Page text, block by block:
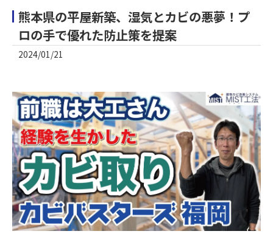
熊本県の平屋新築、湿気とカビの悪夢！プ
ロの手で優れた防止策を提案
2024/01/21